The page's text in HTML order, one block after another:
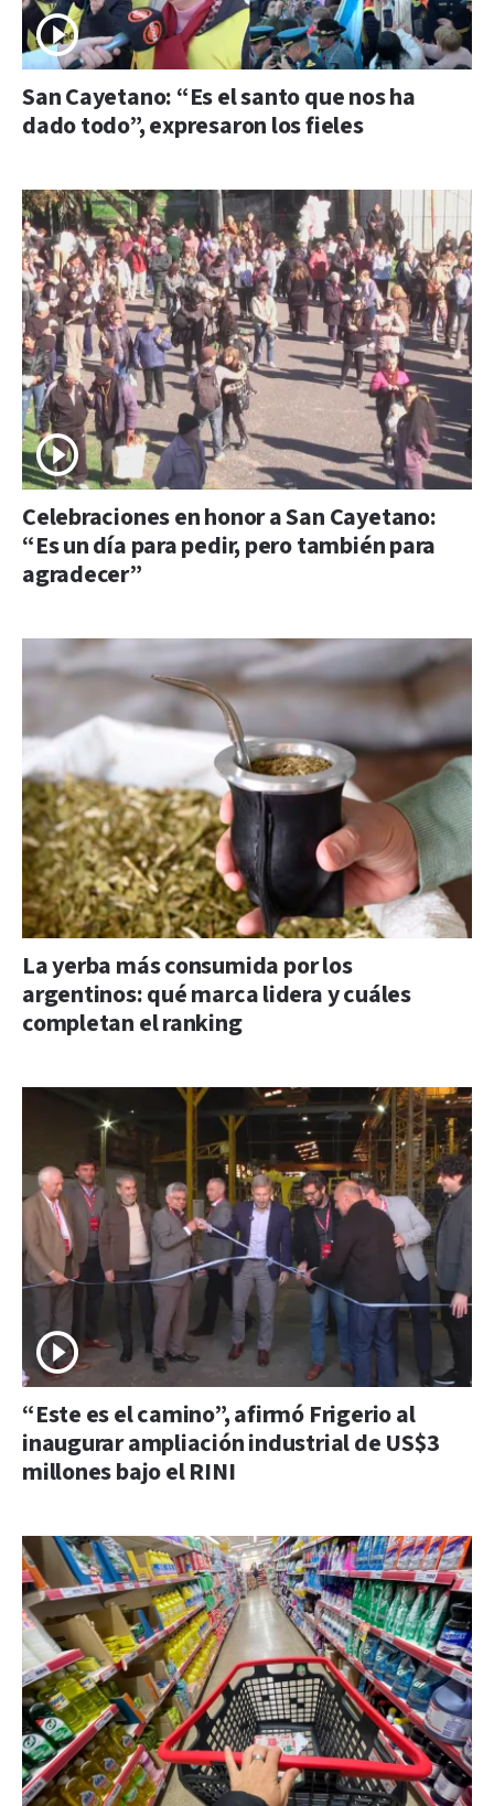
San Cayetano: “Es el santo que nos ha
dado todo”, expresaron los fieles
Celebraciones en honor a San Cayetano:
“Es un día para pedir, pero también para
agradecer”
La yerba más consumida por los
argentinos: qué marca lidera y cuáles
completan el ranking
“Este es el camino”, afirmó Frigerio al
inaugurar ampliación industrial de US$3
millones bajo el RINI